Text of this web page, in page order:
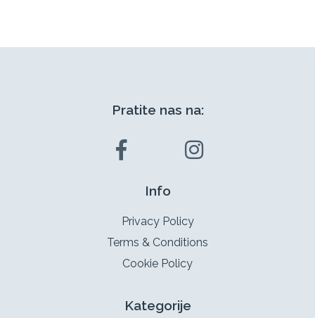
Pratite nas na:
Info
Privacy Policy
Terms & Conditions
Cookie Policy
Kategorije